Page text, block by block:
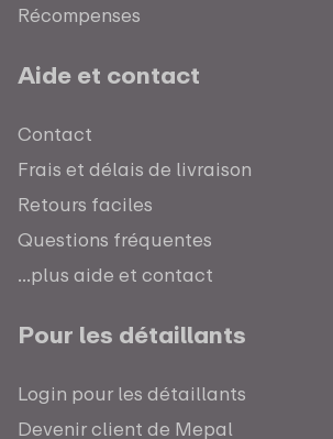
Récompenses
Aide et contact
Contact
Frais et délais de livraison
Retours faciles
Questions fréquentes
...plus aide et contact
Pour les détaillants
Login pour les détaillants
Devenir client de Mepal